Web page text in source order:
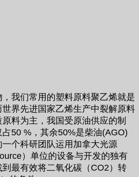
我们常用的塑料原料聚乙烯就是
界先进国家乙烯生产中裂解原料
料为主，我国受原油供应的制
50 %，其余50%是柴油(AGO)
个科研团队运用加拿大光源
）单位的设备与开发的独有
最有效将二氧化碳（CO2）转